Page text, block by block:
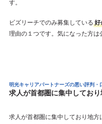
す。
ビズリーチでのみ募集している 好
理由の１つです。気になった方は
明光キャリアパートナーズの悪い評判・
求人が首都圏に集中してお
求人が首都圏に集中しており地方